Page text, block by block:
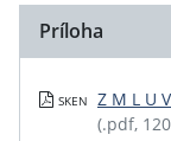
Príloha
SKEN
Z M L U
(.pdf,